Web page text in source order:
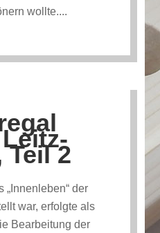
wollte....
Teil 2
„Innenleben“ der
war, erfolgte als
Bearbeitung der